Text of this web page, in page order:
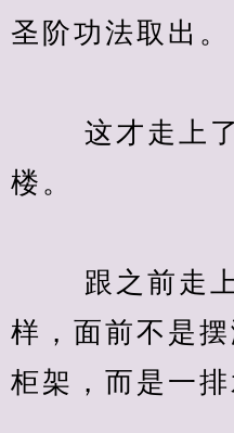
圣阶功法取出。
这才走上了
楼。
跟之前走上
样，面前不是
柜架，而是一排